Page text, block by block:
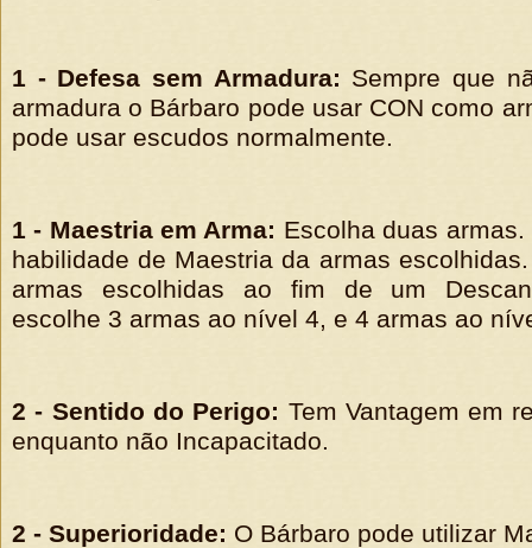
1 - Defesa sem Armadura: Sempre que
armadura o Bárbaro pode usar CON como
pode usar escudos normalmente.
1 - Maestria em Arma: Escolha duas
habilidade de Maestria da armas
armas escolhidas ao fim de um
escolhe 3 armas ao nível 4, e 4 armas ao
2 - Sentido do Perigo: Tem Vantagem em
enquanto não Incapacitado.
2 - Superioridade: O Bárbaro pode utilizar